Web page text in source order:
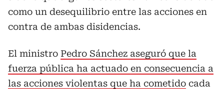
como un desequilibrio entre las acciones en
contra de ambas disidencias.
El ministro Pedro Sánchez aseguró que la
fuerza pública ha actuado en consecuencia a
las acciones violentas que ha cometido cada